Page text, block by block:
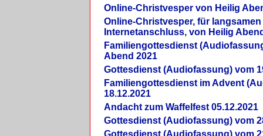
Online-Christvesper von Heilig
Online-Christvesper, für langsamen
Internetanschluss, von Heilig
Familiengottesdienst
Abend 2021
Gottesdienst (Audiofassung) vom
Familiengottesdienst im Advent
18.12.2021
Andacht zum Waffelfest 05.12.2021
Gottesdienst (Audiofassung) vom